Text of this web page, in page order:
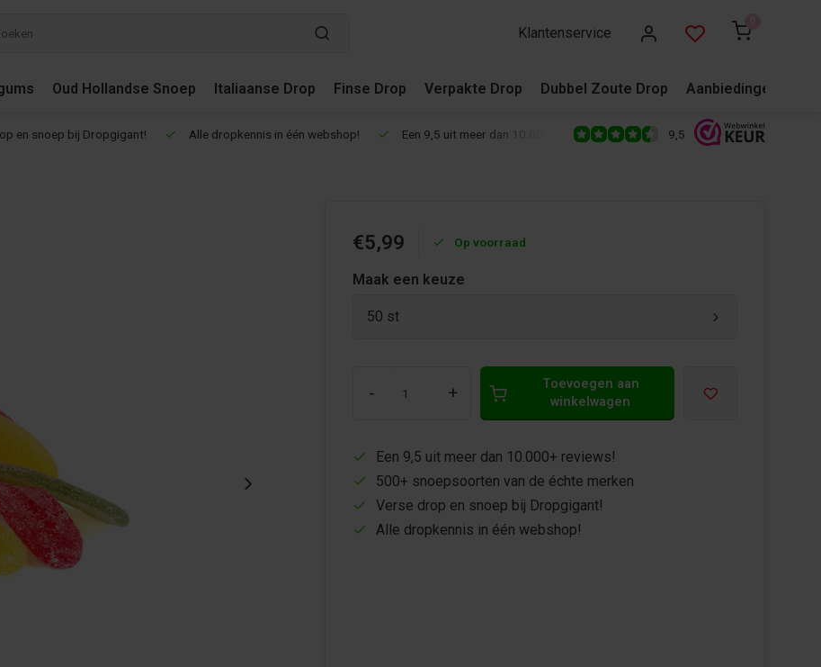
Klantenservice
Oud Hollandse Snoep Italiaanse Drop Finse Drop Verpakte Drop Dubbel Zoute Drop Aanbiedingen
en snoep bij Dropgigant! Alle dropkennis in één webshop! Een 9,5 uit meer dan 10.000+ reviews! 500+ snoepsoorten van de
9,5
€5,99 Op voorraad
Maak een keuze
50 st
- +
Toevoegen aan
winkelwagen
Een 9,5 uit meer dan 10.000+ reviews!
500+ snoepsoorten van de échte merken
Verse drop en snoep bij Dropgigant!
Alle dropkennis in één webshop!